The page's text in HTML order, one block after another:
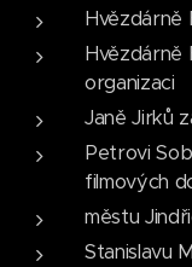
Hvězdárně
Hvězdárně
organizaci
Janě Jirků
Petrovi
filmových
městu
Stanislavu